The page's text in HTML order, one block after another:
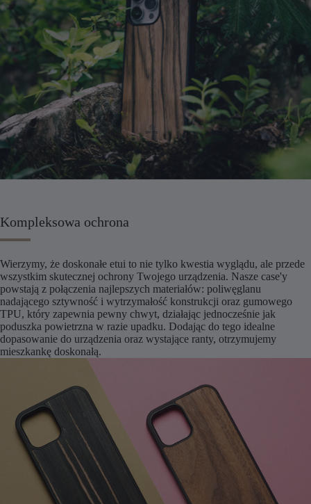
Kompleksowa ochrona
Wierzymy, że doskonałe etui to nie tylko kwestia wyglądu, ale przede
wszystkim skutecznej ochrony Twojego urządzenia. Nasze case'y
powstają z połączenia najlepszych materiałów: poliwęglanu
nadającego sztywność i wytrzymałość konstrukcji oraz gumowego
TPU, który zapewnia pewny chwyt, działając jednocześnie jak
poduszka powietrzna w razie upadku. Dodając do tego idealne
dopasowanie do urządzenia oraz wystające ranty, otrzymujemy
mieszkankę doskonałą.